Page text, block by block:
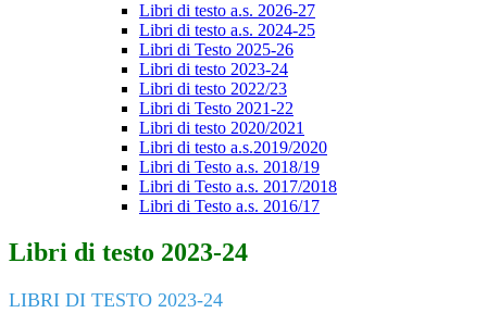
Libri di testo a.s. 2026-27
Libri di testo a.s. 2024-25
Libri di Testo 2025-26
Libri di testo 2023-24
Libri di testo 2022/23
Libri di Testo 2021-22
Libri di testo 2020/2021
Libri di testo a.s.2019/2020
Libri di Testo a.s. 2018/19
Libri di Testo a.s. 2017/2018
Libri di Testo a.s. 2016/17
Libri di testo 2023-24
LIBRI DI TESTO 2023-24